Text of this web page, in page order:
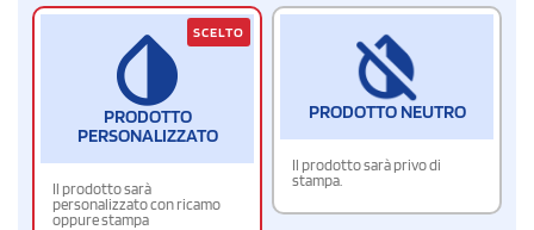
PRODOTTO
PERSONALIZZATO
Il prodotto sarà
personalizzato con ricamo
oppure stampa
SCELTO
PRODOTTO NEUTRO
Il prodotto sarà privo di
stampa.